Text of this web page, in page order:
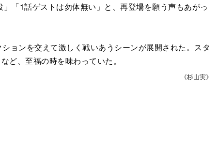
「1話ゲストは勿体無い」と、再登場を願う声もあがっ
ョンを交えて激しく戦いあうシーンが展開された。スタ
ど、至福の時を味わっていた。
《杉山実》